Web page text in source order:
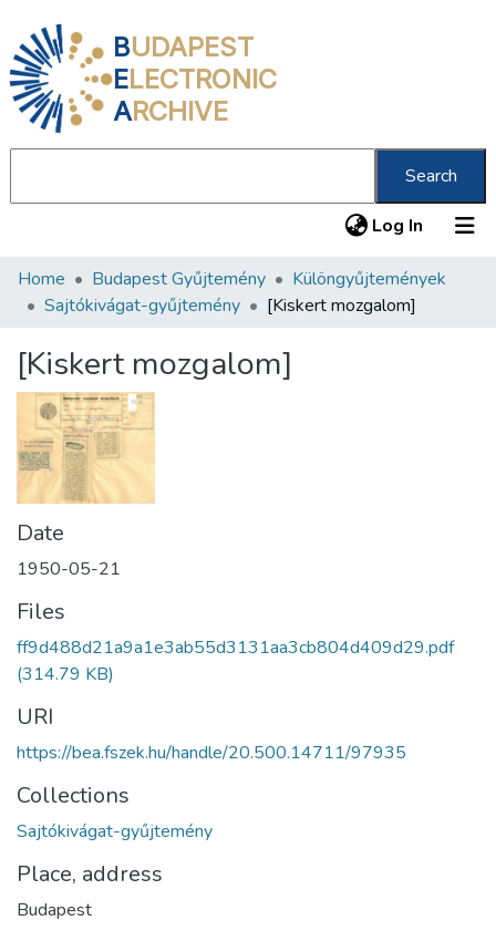
BUDAPEST
ELECTRONIC
ARCHIVE
Search
Log In (current)
Communities & Collections
Statistics
About us
Home Budapest Gyűjtemény
Különgyűjtemények
Sajtókivágat-gyűjtemény
[Kiskert mozgalom]
[Kiskert mozgalom]
Date
1950-05-21
Files
ff9d488d21a9a1e3ab55d3131aa3cb804d409d29.pdf
(314.79 KB)
URI
https://bea.fszek.hu/handle/20.500.14711/97935
Collections
Sajtókivágat-gyűjtemény
Place, address
Budapest